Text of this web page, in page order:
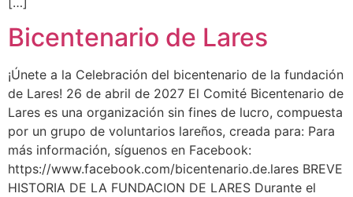
Bicentenario de Lares
¡Únete a la Celebración del bicentenario de la fundación
de Lares! 26 de abril de 2027 El Comité Bicentenario de
Lares es una organización sin fines de lucro, compuesta
por un grupo de voluntarios lareños, creada para: Para
más información, síguenos en Facebook:
https://www.facebook.com/bicentenario.de.lares BREVE
HISTORIA DE LA FUNDACION DE LARES Durante el